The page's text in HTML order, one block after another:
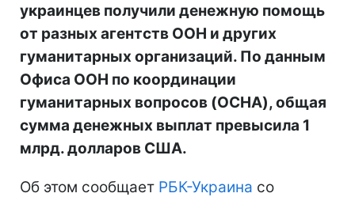
украинцев получили денежную помощь
от разных агентств ООН и других
гуманитарных организаций. По данным
Офиса ООН по координации
гуманитарных вопросов (OCHA), общая
сумма денежных выплат превысила 1
млрд. долларов США.
Об этом сообщает РБК-Украина со